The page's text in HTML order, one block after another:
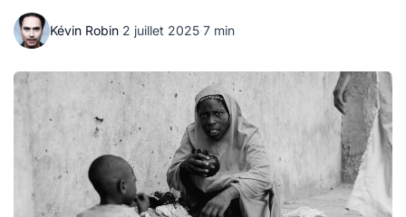
Kévin Robin·2 juillet 2025·7 min